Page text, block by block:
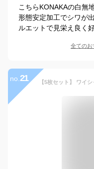
こちらKONAKAの白無
形態安定加工でシワが
ルエットで見栄え良く
全てのお
no. 21